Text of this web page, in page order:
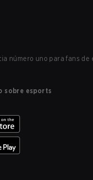
número uno para fans de
sobre esports